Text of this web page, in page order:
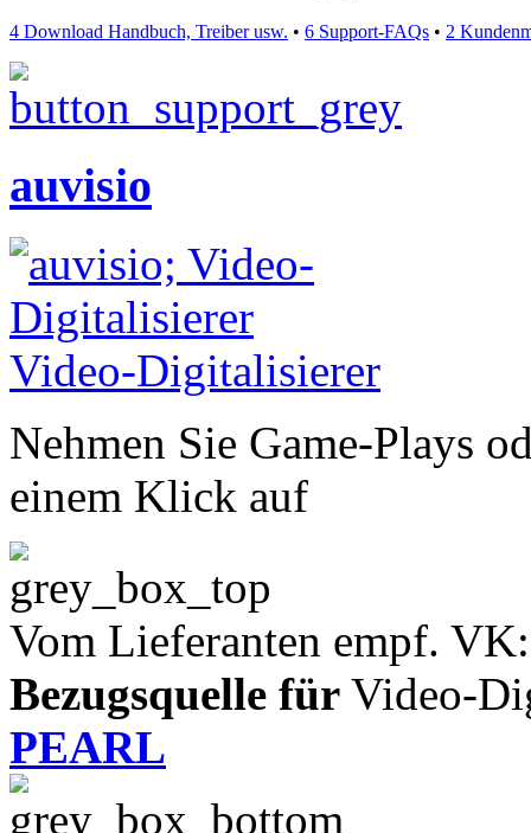
4 Download Handbuch, Treiber usw. • 6 Support-FAQs • 2
auvisio
Nehmen Sie Game-Plays
einem Klick auf
Vom Lieferanten empf.
Bezugsquelle für Video-
PEARL